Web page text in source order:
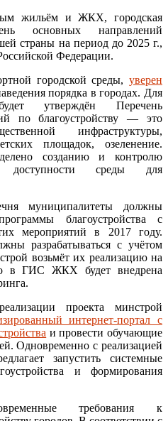
жильём и ЖКХ, городская
основных направлений
страны на период до 2025 г.,
Федерации.
городской среды, уверен
порядка в городах. Для
утверждён Перечень
по благоустройству — это
инфраструктуры,
площадок, озеленение.
созданию и контролю
доступности среды для
муниципалитеты должны
благоустройства с
мероприятий в 2017 году.
разрабатываться с учётом
возьмёт их реализацию на
в ГИС ЖКХ будет внедрена
проекта минстрой
интернет-портал с
и провести обучающие
Одновременно с реализацией
запустить системные
и формирования
требования к